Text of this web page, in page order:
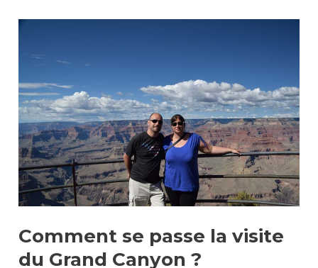
Comment se passe la visite
du Grand Canyon ?
Comment
la
visite
du
Grand
Canyon
?